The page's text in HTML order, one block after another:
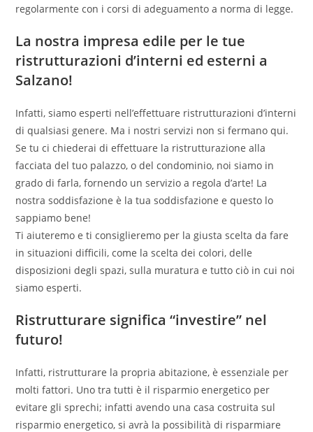
regolarmente con i corsi di adeguamento a norma di legge.
La nostra impresa edile per le tue
ristrutturazioni d’interni ed esterni a
Salzano!
Infatti, siamo esperti nell’effettuare ristrutturazioni d’interni
di qualsiasi genere. Ma i nostri servizi non si fermano qui.
Se tu ci chiederai di effettuare la ristrutturazione alla
facciata del tuo palazzo, o del condominio, noi siamo in
grado di farla, fornendo un servizio a regola d’arte! La
nostra soddisfazione è la tua soddisfazione e questo lo
sappiamo bene!
Ti aiuteremo e ti consiglieremo per la giusta scelta da fare
in situazioni difficili, come la scelta dei colori, delle
disposizioni degli spazi, sulla muratura e tutto ciò in cui noi
siamo esperti.
Ristrutturare significa “investire” nel
futuro!
Infatti, ristrutturare la propria abitazione, è essenziale per
molti fattori. Uno tra tutti è il risparmio energetico per
evitare gli sprechi; infatti avendo una casa costruita sul
risparmio energetico, si avrà la possibilità di risparmiare